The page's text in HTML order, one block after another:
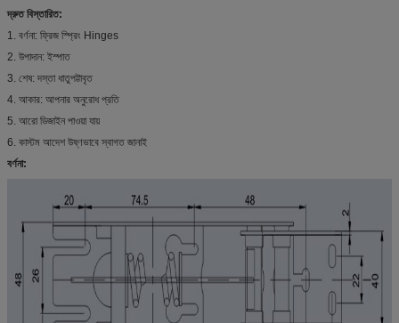
দ্রুত বিস্তারিত:
1. বর্ণনা: ফ্রিজ স্প্রিং Hinges
2. উপাদান: ইস্পাত
3. শেষ: দস্তা ধাতুপট্টাবৃত
4. আকার: আপনার অনুরোধ প্রতি
5. আরো ডিজাইন পাওয়া যায়
6. কাস্টম আদেশ উষ্ণভাবে স্বাগত জানাই
বর্ণনা: